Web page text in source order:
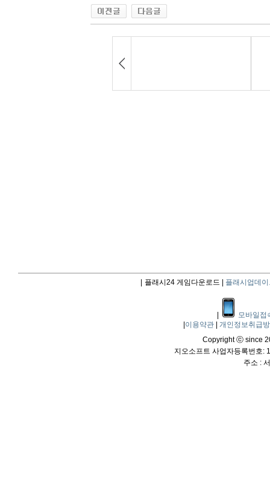
플래시24 게임다운로드 | 플래시업데이
모바일접
이용약관
개인정보취급
Copyright ⓒ since
지오소프트 사업자등록번호:
주소 :